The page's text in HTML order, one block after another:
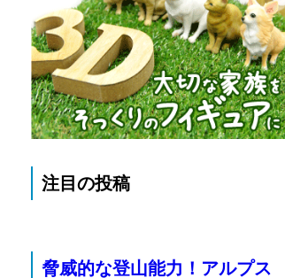
注目の投稿
脅威的な登山能力！アルプス